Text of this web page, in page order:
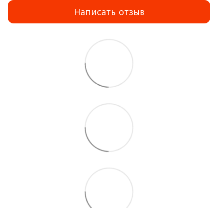
Написать отзыв